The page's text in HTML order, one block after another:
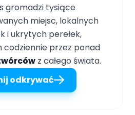
gromadzi tysiące
miejsc, lokalnych
i ukrytych perełek,
przez ponad
z całego świata.
odkrywać